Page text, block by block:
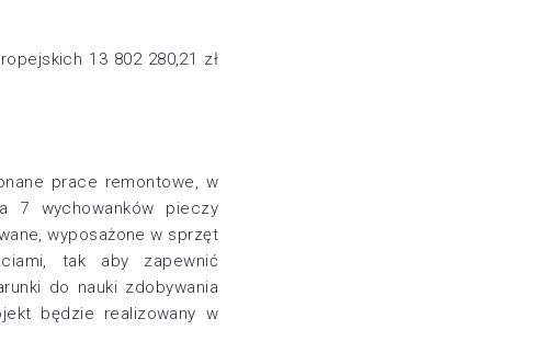
13 802 280,21 zł
prace remontowe, w
7 wychowanków pieczy
wyposażone w sprzęt
tak aby zapewnić
do nauki zdobywania
będzie realizowany w